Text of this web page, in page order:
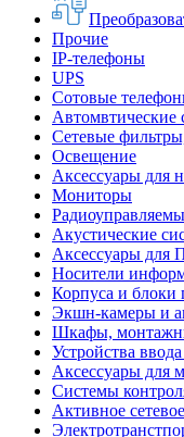
Прочие
IP-телефоны
UPS
Сотовые
Автомвтические
Сетевые
Освещение
Аксессуары для
Мониторы
Акустические
Аксессуары для
Носители
Корпуса и блоки
Экшн-камеры и
Шкафы,
Устройства
Аксессуары для
Системы
Активное сетевое